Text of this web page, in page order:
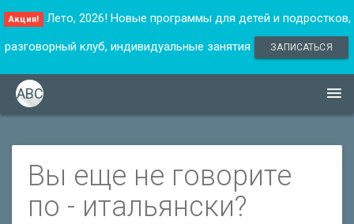
Акция! Лето, 2026! Новые программы для детей и подростков,
разговорный клуб, индивидуальные занятия
ЗАПИСАТЬСЯ
ABC
Вы еще не говорите
по - итальянски?